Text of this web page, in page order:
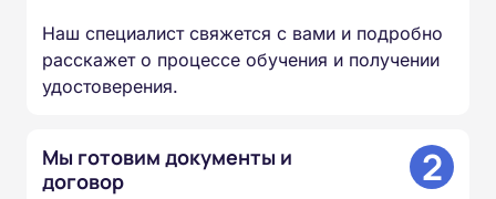
Наш специалист свяжется с вами и подробно
расскажет о процессе обучения и получении
удостоверения.
Мы готовим документы и
договор
2